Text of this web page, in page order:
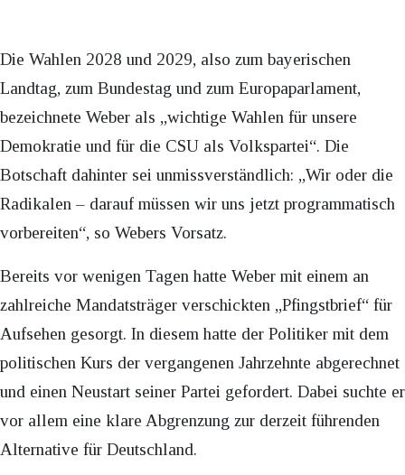
Die Wahlen 2028 und 2029, also zum bayerischen
Landtag, zum Bundestag und zum Europaparlament,
bezeichnete Weber als „wichtige Wahlen für unsere
Demokratie und für die CSU als Volkspartei“. Die
Botschaft dahinter sei unmissverständlich: „Wir oder die
Radikalen – darauf müssen wir uns jetzt programmatisch
vorbereiten“, so Webers Vorsatz.
Bereits vor wenigen Tagen hatte Weber mit einem an
zahlreiche Mandatsträger verschickten „Pfingstbrief“ für
Aufsehen gesorgt. In diesem hatte der Politiker mit dem
politischen Kurs der vergangenen Jahrzehnte abgerechnet
und einen Neustart seiner Partei gefordert. Dabei suchte er
vor allem eine klare Abgrenzung zur derzeit führenden
Alternative für Deutschland.